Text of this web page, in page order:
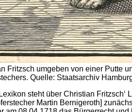
Fritzsch umgeben von einer Putte
Quelle: Staatsarchiv
steht über Christian
Martin Bernigeroth]